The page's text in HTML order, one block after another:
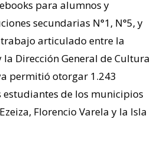
para alumnos y
secundarias N°1, N°5, y
trabajo articulado entre la
la Dirección General de Cultura
permitió otorgar 1.243
de los municipios
Florencio Varela y la Isla